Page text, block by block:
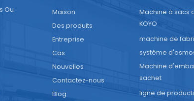
Ou
Maison
Des produits
Entreprise
Cas
Nouvelles
Contactez-nous
Blog
Machine à sacs
KOYO
machine de
système
Machine
sachet
ligne de